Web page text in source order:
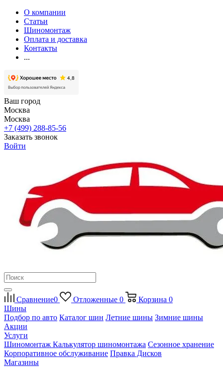
О компании
Статьи
Шиномонтаж
Оплата и доставка
Контакты
...
Ваш город
Москва
Москва
+7 (499) 288-85-56
Заказать звонок
Войти
Сравнение0 Отложенные 0 Корзина 0
Шины
Подбор по авто Каталог шин Летние шины Зимние шины
Акции
Услуги
Шиномонтаж Калькулятор шиномонтажа Сезонное хранение
Корпоративное обслуживание Правка Дисков
Магазины